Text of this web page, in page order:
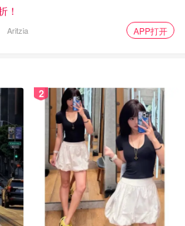
！
Aritzia APP打开
2